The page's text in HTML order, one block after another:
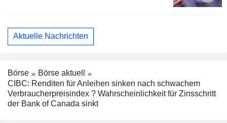
Aktuelle Nachrichten
Börse
Börse aktuell
CIBC: Renditen für Anleihen sinken nach schwachem
Verbraucherpreisindex ? Wahrscheinlichkeit für Zinsschritt
der Bank of Canada sinkt